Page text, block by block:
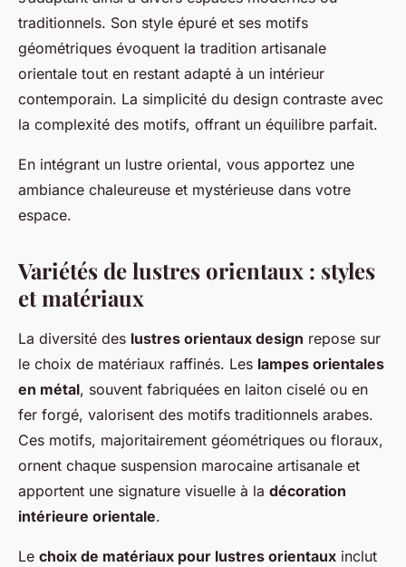
traditionnels. Son style épuré et ses motifs
géométriques évoquent la tradition artisanale
orientale tout en restant adapté à un intérieur
contemporain. La simplicité du design contraste avec
la complexité des motifs, offrant un équilibre parfait.
En intégrant un lustre oriental, vous apportez une
ambiance chaleureuse et mystérieuse dans votre
espace.
Variétés de lustres orientaux : styles
et matériaux
La diversité des lustres orientaux design repose sur
le choix de matériaux raffinés. Les lampes orientales
en métal, souvent fabriquées en laiton ciselé ou en
fer forgé, valorisent des motifs traditionnels arabes.
Ces motifs, majoritairement géométriques ou floraux,
ornent chaque suspension marocaine artisanale et
apportent une signature visuelle à la décoration
intérieure orientale.
Le choix de matériaux pour lustres orientaux inclut